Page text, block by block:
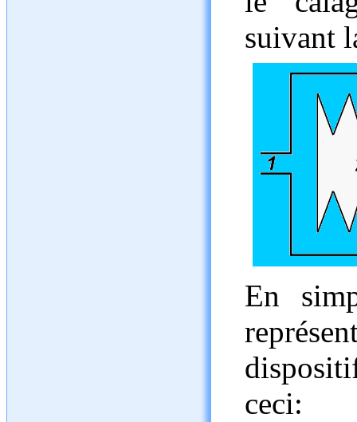
suivant
En
ceci: